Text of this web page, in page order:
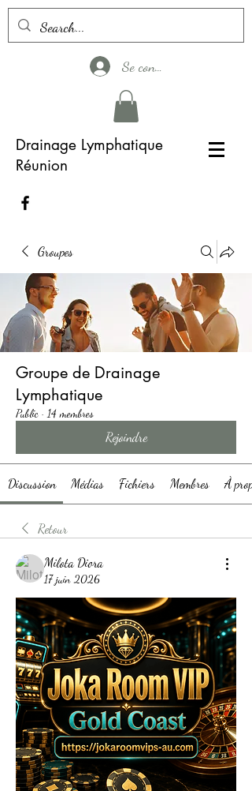
Se connecter
Drainage Lymphatique
Réunion
Groupes
Groupe de Drainage
Lymphatique
Public · 14 membres
Rejoindre
Discussion Médias Fichiers Membres À
Retour
Milota Diora
17 juin 2026